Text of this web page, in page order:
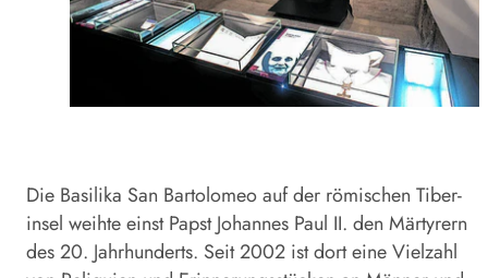
Die Basilika San Bartolomeo auf der römischen Tiber­
insel weihte einst Papst Johannes Paul II. den Märtyrern
des 20. Jahrhunderts. Seit 2002 ist dort eine Vielzahl